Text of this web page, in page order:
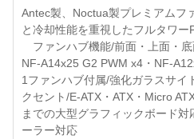
Antec製、Noctua製プレミアムフ
と冷却性能を重視したフルタワー
ファンハブ機能/前面・上面・
NF-A14x25 G2 PWM x4・NF-
1ファンハブ付属/強化ガラスサイ
クセント/E-ATX・ATX・Micro
までの大型グラフィックボード
ーラー対応